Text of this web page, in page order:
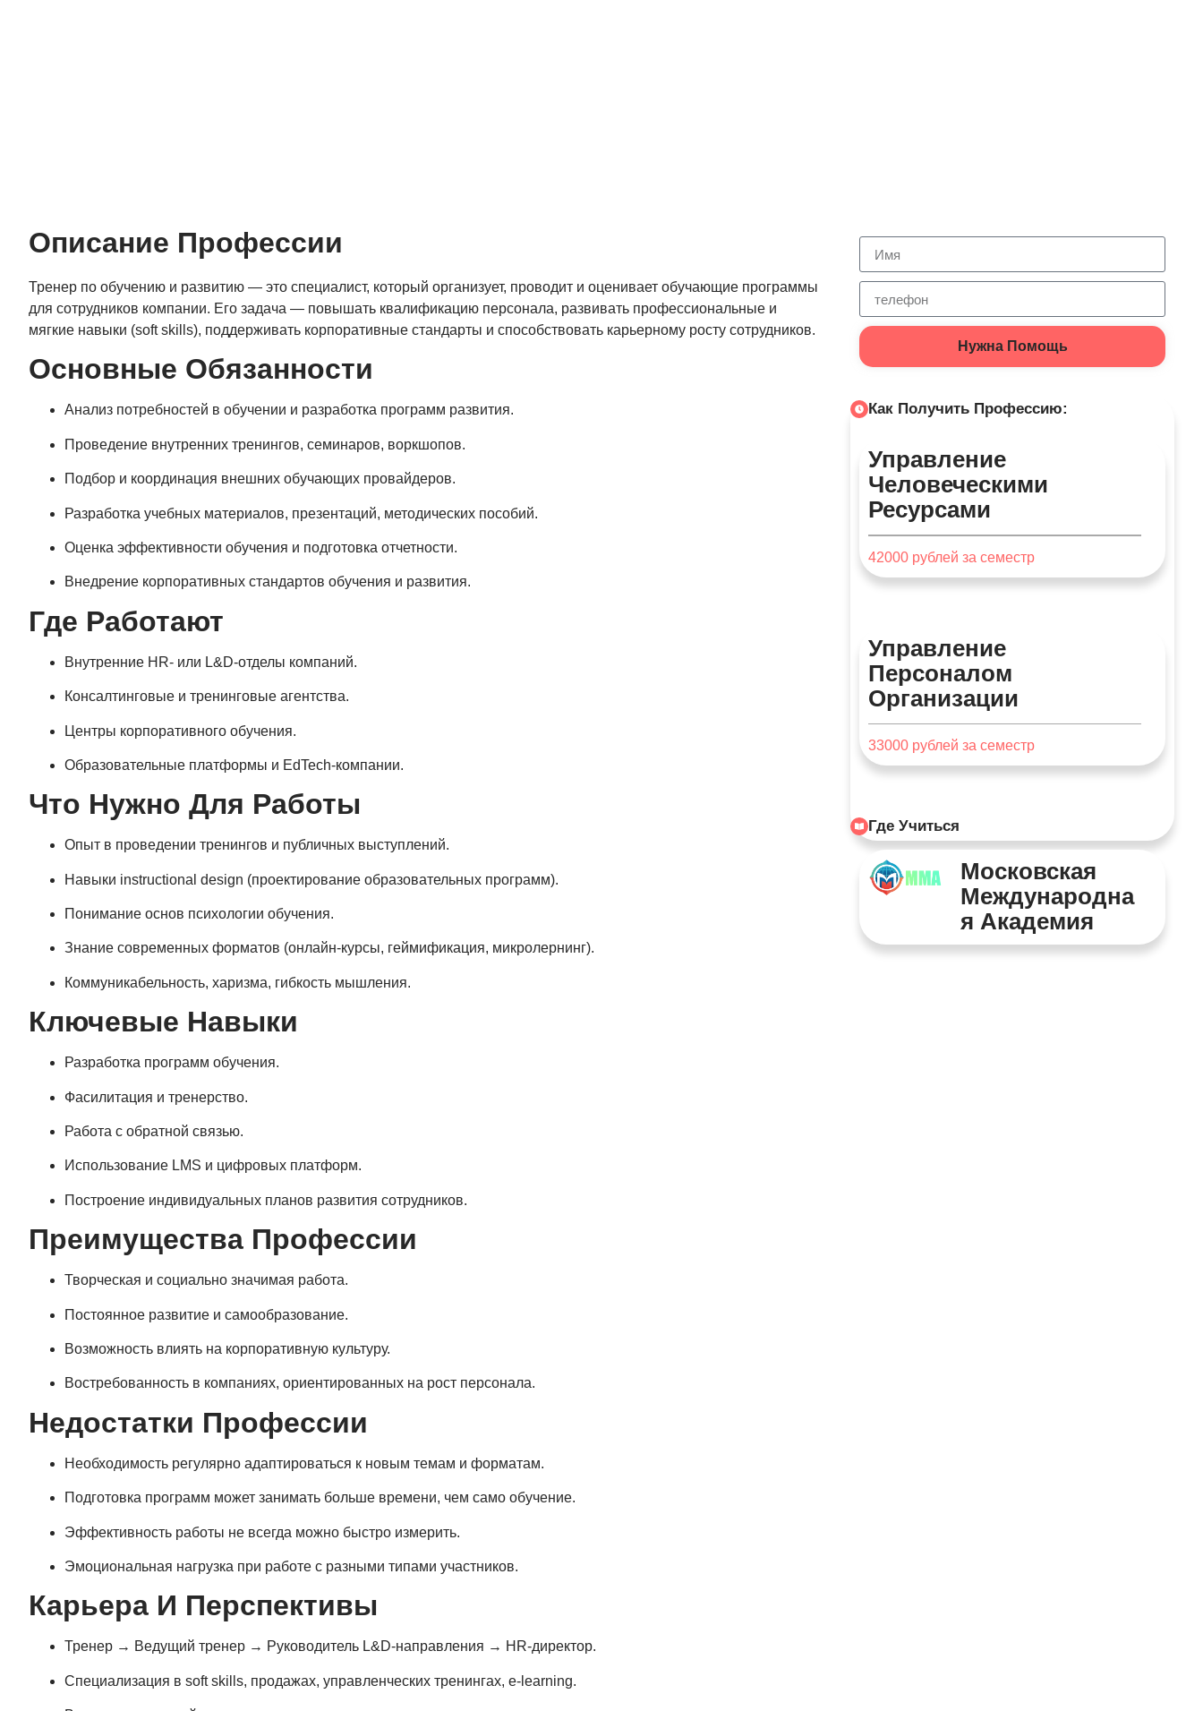
Описание Профессии
Тренер по обучению и развитию — это специалист, который организует, проводит и оценивает обучающие программы
для сотрудников компании. Его задача — повышать квалификацию персонала, развивать профессиональные и
мягкие навыки (soft skills), поддерживать корпоративные стандарты и способствовать карьерному росту сотрудников.
Основные Обязанности
Анализ потребностей в обучении и разработка программ развития.
Проведение внутренних тренингов, семинаров, воркшопов.
Подбор и координация внешних обучающих провайдеров.
Разработка учебных материалов, презентаций, методических пособий.
Оценка эффективности обучения и подготовка отчетности.
Внедрение корпоративных стандартов обучения и развития.
Где Работают
Внутренние HR- или L&D-отделы компаний.
Консалтинговые и тренинговые агентства.
Центры корпоративного обучения.
Образовательные платформы и EdTech-компании.
Что Нужно Для Работы
Опыт в проведении тренингов и публичных выступлений.
Навыки instructional design (проектирование образовательных программ).
Понимание основ психологии обучения.
Знание современных форматов (онлайн-курсы, геймификация, микролернинг).
Коммуникабельность, харизма, гибкость мышления.
Ключевые Навыки
Разработка программ обучения.
Фасилитация и тренерство.
Работа с обратной связью.
Использование LMS и цифровых платформ.
Построение индивидуальных планов развития сотрудников.
Преимущества Профессии
Творческая и социально значимая работа.
Постоянное развитие и самообразование.
Возможность влиять на корпоративную культуру.
Востребованность в компаниях, ориентированных на рост персонала.
Недостатки Профессии
Необходимость регулярно адаптироваться к новым темам и форматам.
Подготовка программ может занимать больше времени, чем само обучение.
Эффективность работы не всегда можно быстро измерить.
Эмоциональная нагрузка при работе с разными типами участников.
Карьера И Перспективы
Тренер → Ведущий тренер → Руководитель L&D-направления → HR-директор.
Специализация в soft skills, продажах, управленческих тренингах, e-learning.
Нужна Помощь
Как Получить Профессию:
Управление
Человеческими
Ресурсами
42000 рублей за семестр
Управление
Персоналом
Организации
33000 рублей за семестр
Где Учиться
Московская
Международна
Я Академия